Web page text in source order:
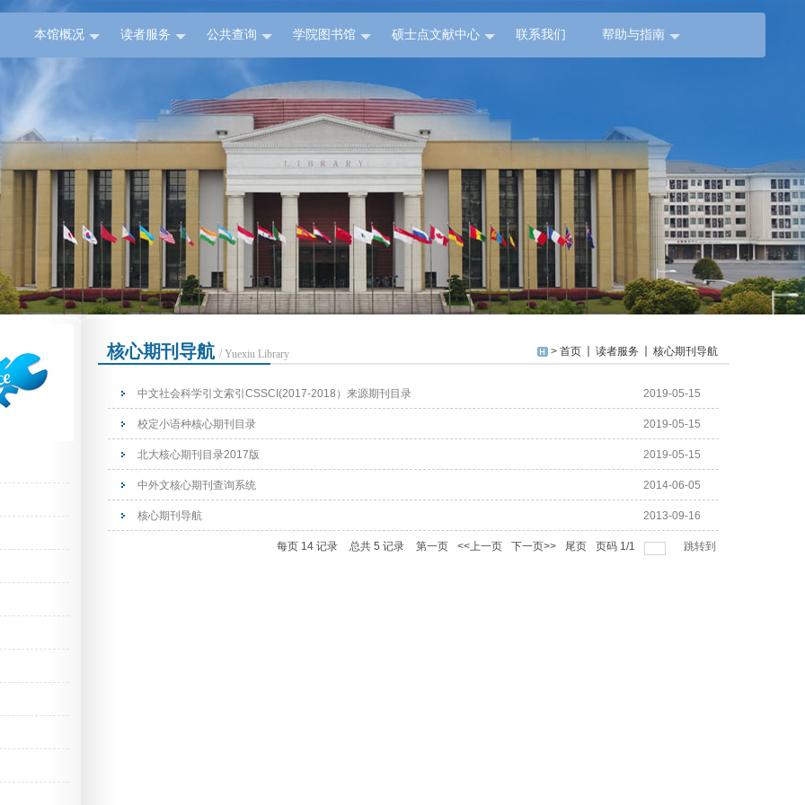
本馆概况 读者服务 公共查询 学院图书馆 硕士点文献中心 联系我们 帮助与指南
核心期刊导航 / Yuexiu Library > 首页 读者服务 核心期刊导航
2019-05-15
中文社会科学引文索引CSSCI(2017-2018）来源期刊目录
2019-05-15
校定小语种核心期刊目录
2019-05-15
北大核心期刊目录2017版
2014-06-05
中外文核心期刊查询系统
2013-09-16
核心期刊导航
每页 14 记录 总共 5 记录 第一页 <<上一页 下一页>> 尾页 页码 1/1 跳转到